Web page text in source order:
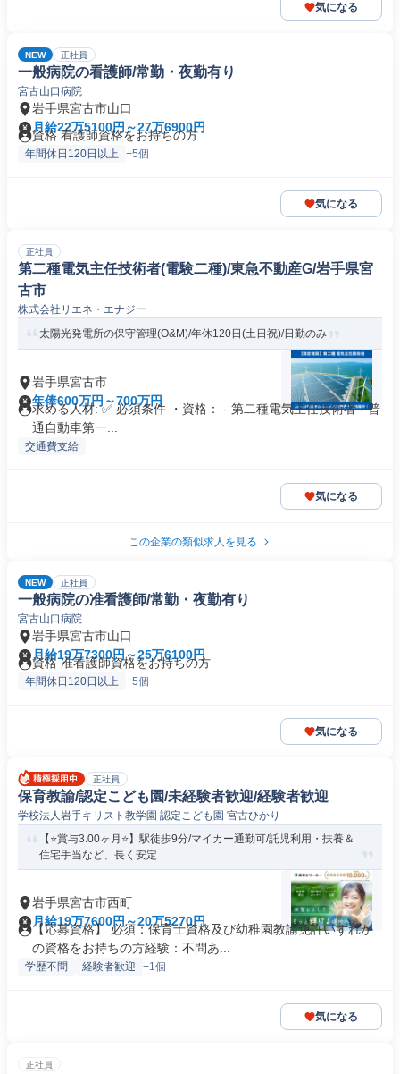
気になる
NEW 正社員
一般病院の看護師/常勤・夜勤有り
宮古山口病院
岩手県宮古市山口
月給22万5100円～27万6900円
資格 看護師資格をお持ちの方
年間休日120日以上 +5個
気になる
正社員
第二種電気主任技術者(電験二種)/東急不動産G/岩手県宮
古市
株式会社リエネ・エナジー
太陽光発電所の保守管理(O&M)/年休120日(土日祝)/日勤のみ
岩手県宮古市
年俸600万円～700万円
求める人材: ✅ 必須条件 ・資格： - 第二種電気主任技術者 - 普
通自動車第一...
交通費支給
気になる
この企業の類似求人を見る
NEW 正社員
一般病院の准看護師/常勤・夜勤有り
宮古山口病院
岩手県宮古市山口
月給19万7300円～25万6100円
資格 准看護師資格をお持ちの方
年間休日120日以上 +5個
気になる
正社員
保育教諭/認定こども園/未経験者歓迎/経験者歓迎
学校法人岩手キリスト教学園 認定こども園 宮古ひかり
【⭐賞与3.00ヶ月⭐】駅徒歩9分/マイカー通勤可/託児利用・扶養＆
住宅手当など、長く安定...
岩手県宮古市西町
月給19万7600円～20万5270円
【応募資格】 必須：保育士資格及び幼稚園教諭免許いずれか
の資格をお持ちの方経験：不問あ...
学歴不問 経験者歓迎 +1個
気になる
正社員